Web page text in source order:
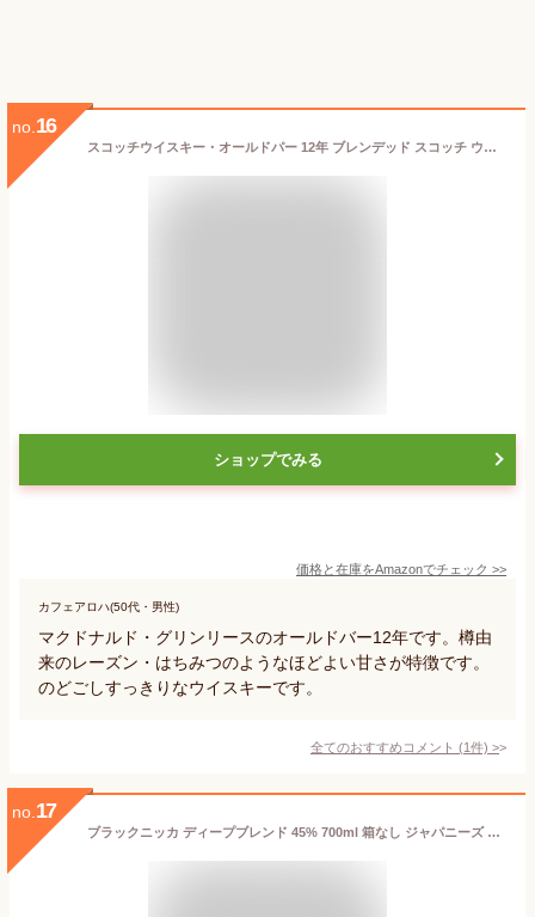
no. 16
スコッチウイスキー・オールドパー 12年 ブレンデッド スコッチ ウヰスキー 40% 750ml 箱付 (英国) プレゼント ギフト包装 メッセージカード可
ショップでみる
価格と在庫をAmazonでチェック >>
カフェアロハ(50代・男性)
マクドナルド・グリンリースのオールドバー12年です。樽由
来のレーズン・はちみつのようなほどよい甘さが特徴です。
のどごしすっきりなウイスキーです。
全てのおすすめコメント (1件) >
no. 17
ブラックニッカ ディープブレンド 45% 700ml 箱なし ジャパニーズ ブレンデッド ウイスキー ギフト対応可 ラッピング 誕生日 プレゼント お祝い [[wrap03]